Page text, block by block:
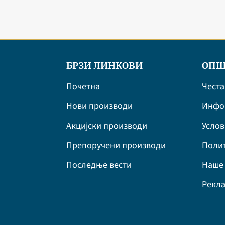
Тадејева Ракија
БРЗИ ЛИНКОВИ
Почетна
Нови производи
Акцијски производи
Препоручени производи
Последње вести
Наше